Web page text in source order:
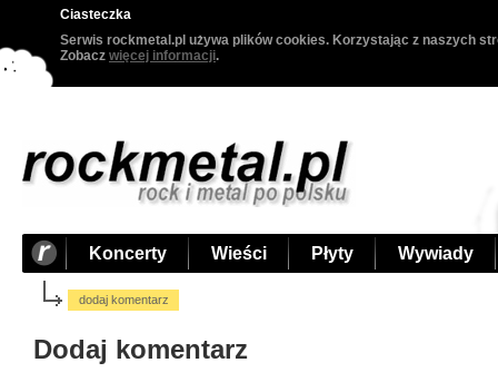
Ciasteczka
Serwis rockmetal.pl używa plików cookies. Korzystając z naszych
Zobacz więcej informacji.
Koncerty Wieści Płyty Wywiady
dodaj komentarz
Dodaj komentarz